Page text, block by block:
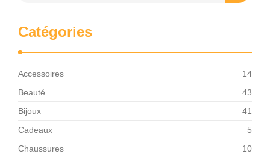
Catégories
Accessoires
14
Beauté
43
Bijoux
41
Cadeaux
5
Chaussures
10